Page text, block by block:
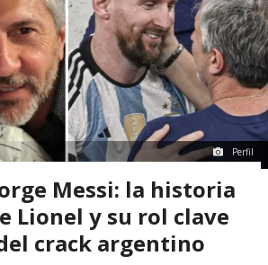
Perfil
Messi: la historia
Lionel y su rol clave
crack argentino